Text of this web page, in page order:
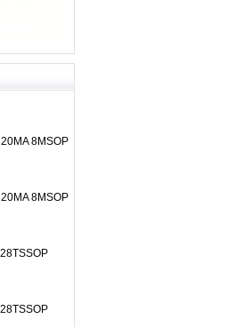
8MSOP
8MSOP